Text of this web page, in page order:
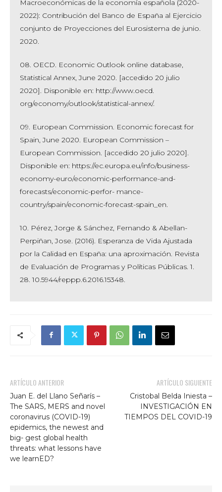
Macroeconómicas de la economía española (2020-
2022): Contribución del Banco de España al Ejercicio
conjunto de Proyecciones del Eurosistema de junio.
2020.
08. OECD. Economic Outlook online database,
Statistical Annex, June 2020. [accedido 20 julio
2020]. Disponible en: http://www.oecd.
org/economy/outlook/statistical-annex/.
09. European Commission. Economic forecast for
Spain, June 2020. European Commission –
European Commission. [accedido 20 julio 2020].
Disponible en: https://ec.europa.eu/info/business-
economy-euro/economic-performance-and-
forecasts/economic-perfor- mance-
country/spain/economic-forecast-spain_en.
10. Pérez, Jorge & Sánchez, Fernando & Abellan-
Perpiñan, Jose. (2016). Esperanza de Vida Ajustada
por la Calidad en España: una aproximación. Revista
de Evaluación de Programas y Políticas Públicas. 1.
28. 10.5944/reppp.6.2016.15348.
ARTÍCULO ANTERIOR
Juan E. del Llano Señarís –
The SARS, MERS and novel
coronavirus (COVID-19)
epidemics, the newest and
big- gest global health
threats: what lessons have
we learnED?
ARTÍCULO SIGUIENTE
Cristobal Belda Iniesta –
INVESTIGACIÓN EN
TIEMPOS DEL COVID-19